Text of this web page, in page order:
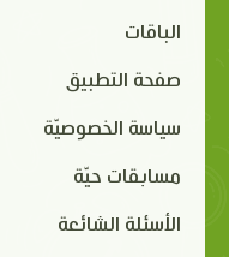
الباقات
صفحة التطبيق
سياسة الخصوصيّة
مسابقات حيّة
الأسئلة الشائعة